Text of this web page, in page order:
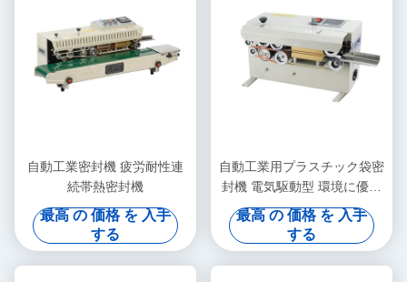
自動工業密封機 疲労耐性連
続帯熱密封機
最高 の 価格 を 入手
する
自動工業用プラスチック袋密
封機 電気駆動型 環境に優し
い
最高 の 価格 を 入手
する